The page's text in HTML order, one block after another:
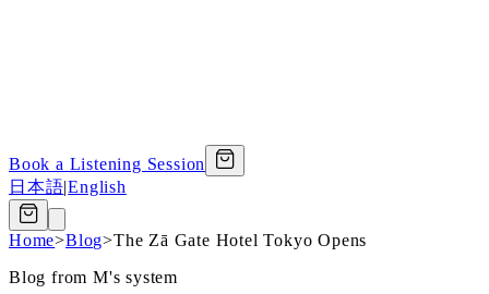
Book a Listening Session
日本語|English
Home>Blog>The Zā Gate Hotel Tokyo Opens
Blog from M's system